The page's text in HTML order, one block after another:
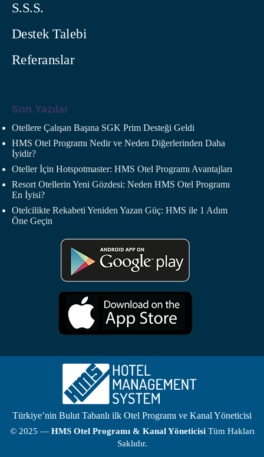
S.S.S.
Destek Talebi
Referanslar
Son Yazılar
Otellere Çalışan Başına SGK Prim Desteği Geldi
HMS Otel Programı Nedir ve Neden Diğerlerinden Daha
İyidir?
Oteller İçin Hotspotmaster: HMS Otel Programı Avantajları
Resort Otellerin Yeni Gözdesi: Neden HMS Otel Programı
En İyisi?
Otelcilikte Rekabeti Yeniden Yazan Güç: HMS ile 1 Adım
Öne Geçin
Türkiye’nin Bulut Tabanlı ilk Otel Programı ve Kanal Yöneticisi
© 2025 — HMS Otel Programı& Kanal YöneticisiTüm Hakları
Saklıdır.